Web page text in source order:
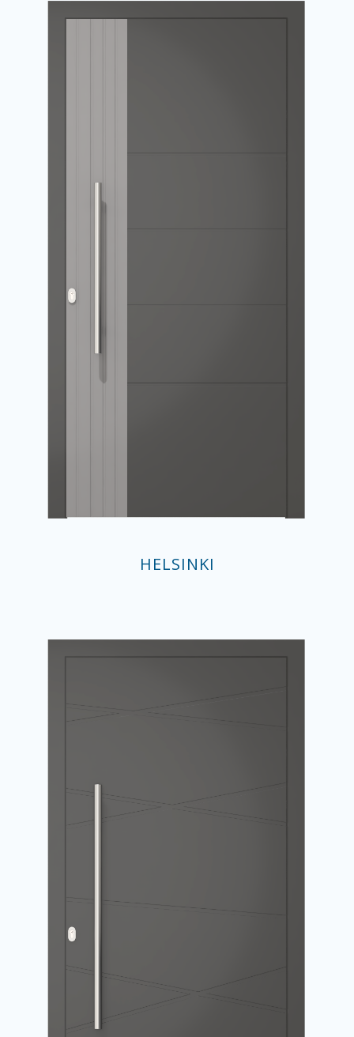
HELSINKI